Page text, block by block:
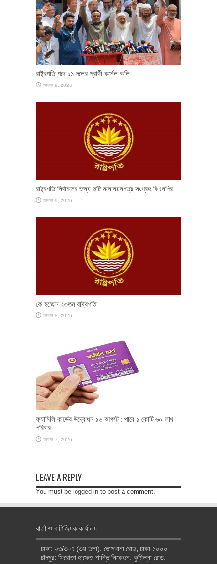
রাষ্ট্রপতি পদে ১১ দলের প্রার্থী কর্নেল অলি
আগস্ট 9, 2026
রাষ্ট্রপতি নির্বাচনের জন্য দুটি মনোনয়নপত্র সংগ্রহ বিএনপির
আগস্ট 9, 2026
কে হচ্ছেন ২৩তম রাষ্ট্রপতি
আগস্ট 8, 2026
ফ্যামিলি কার্ডের উদ্বোধন ১৬ আগস্ট : পাবে ১ কোটি ৬০ লাখ
পরিবার
আগস্ট 7, 2026
LEAVE A REPLY
You must be logged in to post a comment.
বার্তা ও বাণিজ্যিক কার্যালয়
ঢাকা: ২৩/৩-এ (৩য় তলা), তোপখানা রোড, ঢাকা-১০০০
চাঁদপুর: ফিরোজা হাফেজ শান্তি নিকেতন, কুমিল্লা রোড,